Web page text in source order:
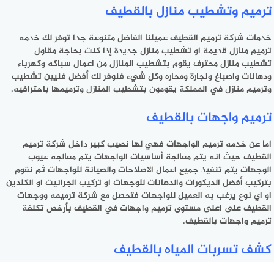
ترميم وتشطيب منازل بالقطيف
خدمات شركة ترميم القطيف عميلنا الفاضل متنوعة جدا توفر لك خدمه
ترميم منازل قديمة او تشطيب منازل جديدة إذا كنت بحاجة مقاول
تشطيب منازل محترف يقوم بتشطيب المنازل من اعمال سباكه وكهرباء
ودهانات واصباغ ونجارة ومحاره وكل شيء فنوفر لك أفضل فنيين تشطيب
وترميم منازل في المملكة يقومون بتشطيب المنازل وترميمها باحترافيه.
ترميم واجهات بالقطيف
اما عن خدمه ترميم الواجهات فهي لها نصيب كبير داخل شركة ترميم
القطيف حيث انه يتم معالجة أساسيات الواجهات يتم معالجه عيوب
الوجهات يتم تنفيذ جميع اعمال الاصلاحات والصيانة للواجهات ثم نقوم
بتركيب أفضل الديكورات والدهانات للوجهات او تركيب الجرانيت او الكلدين
او اي نوع يرغب به العميل للواجهات فتحصل مع شركة ترميمه ووجهات
القطيف على اعلى مستوى ترميم واجهات في القطيف بأرخص تكلفة
ترميم واجهات بالقطيف.
كشف تسربات المياه بالقطيف